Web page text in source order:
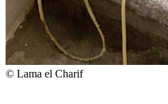
© Lama el Charif